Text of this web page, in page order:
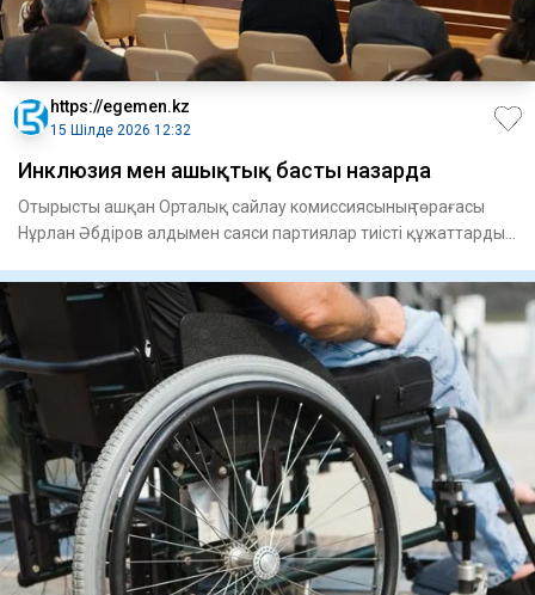
https://egemen.kz
15 Шілде 2026 12:32
Инклюзия мен ашықтық бас­ты назарда
Отырысты ашқан Орталық сайлау комиссиясының төрағасы
Нұрлан Әбдіров алдымен саяси пар­тиялар тиісті құжаттарды